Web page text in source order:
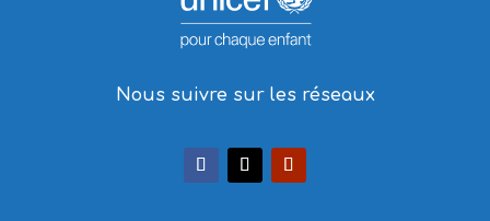
Nous suivre sur les réseaux